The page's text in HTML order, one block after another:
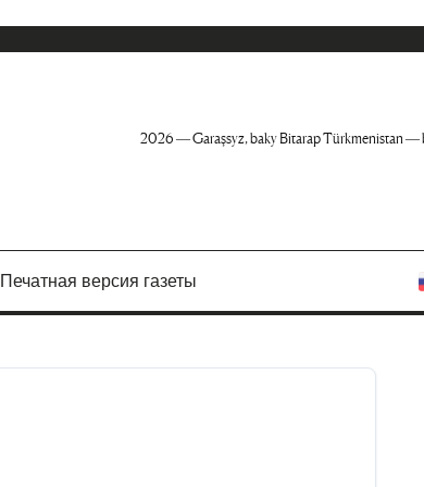
2026 — Garaşsyz, baky Bitarap Türkmenistan —
Печатная версия газеты